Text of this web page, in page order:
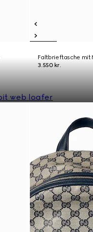
Faltbrieftasche mit
3.550 kr.